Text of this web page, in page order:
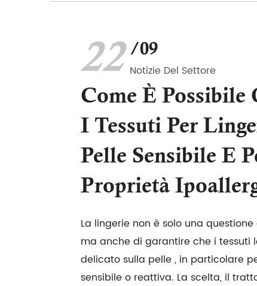
22 /09
Notizie Del Settore
Come È Possibile
I Tessuti Per
Pelle Sensibile E
Proprietà
La lingerie non è solo una
ma anche di garantire che i tessuti
delicato sulla pelle , in particolare
sensibile o reattiva. La scelta, il